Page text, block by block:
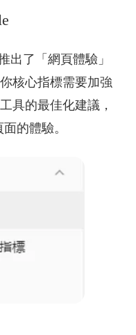
出了「網頁體驗」
核心指標需要加強
具的最佳化建議，
的體驗。